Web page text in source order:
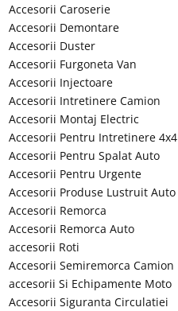
Accesorii Caroserie
Accesorii Demontare
Accesorii Duster
Accesorii Furgoneta Van
Accesorii Injectoare
Accesorii Intretinere Camion
Accesorii Montaj Electric
Accesorii Pentru Intretinere 4x4
Accesorii Pentru Spalat Auto
Accesorii Pentru Urgente
Accesorii Produse Lustruit Auto
Accesorii Remorca
Accesorii Remorca Auto
accesorii Roti
Accesorii Semiremorca Camion
accesorii Si Echipamente Moto
Accesorii Siguranta Circulatiei